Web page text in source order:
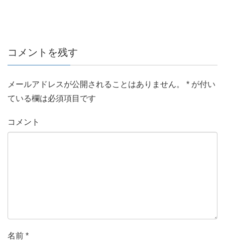
コメントを残す
メールアドレスが公開されることはありません。 * が付い
ている欄は必須項目です
コメント
名前 *